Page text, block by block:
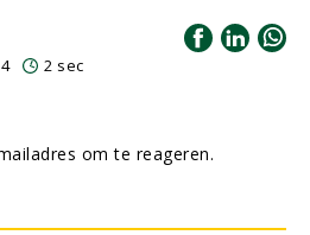
2 sec
om te reageren.